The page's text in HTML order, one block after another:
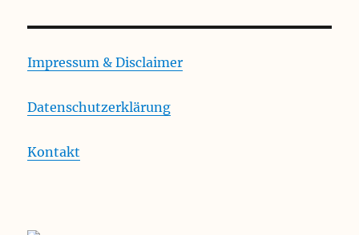
Impressum & Disclaimer
Datenschutzerklärung
Kontakt